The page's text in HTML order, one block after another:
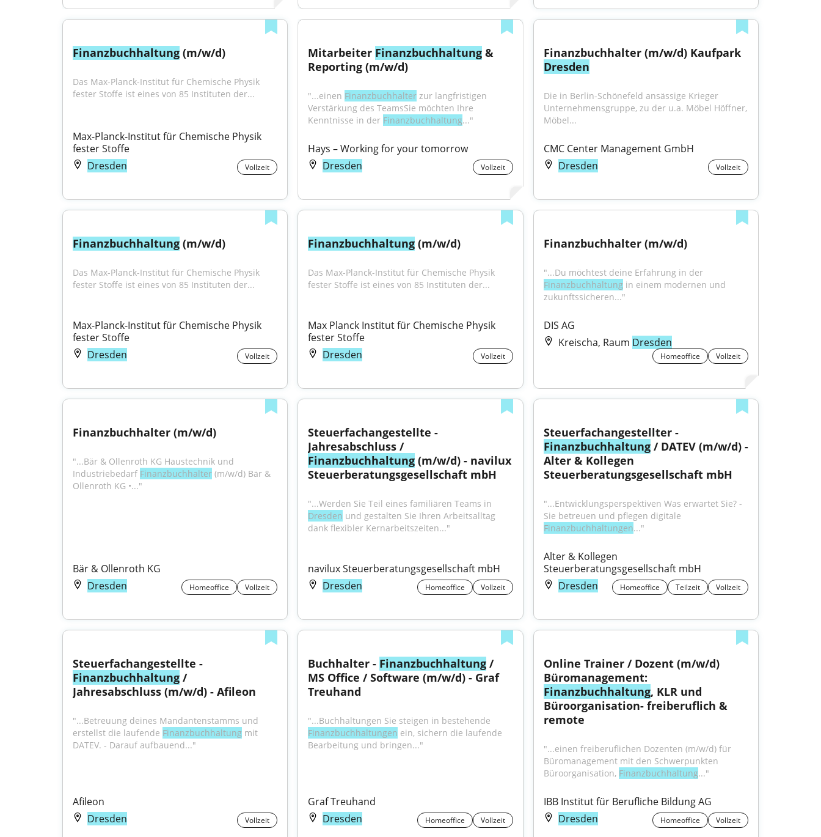
Finanzbuchhaltung (m/w/d)
Das Max-Planck-Institut für Chemische Physik
fester Stoffe ist eines von 85 Instituten der...
Max-Planck-Institut für Chemische Physik
fester Stoffe
Dresden
Vollzeit
Mitarbeiter Finanzbuchhaltung &
Reporting (m/w/d)
"...einen Finanzbuchhalter zur langfristigen
Verstärkung des TeamsSie möchten Ihre
Kenntnisse in der Finanzbuchhaltung..."
Hays – Working for your tomorrow
Dresden
Vollzeit
Finanzbuchhalter (m/w/d) Kaufpark
Dresden
Die in Berlin-Schönefeld ansässige Krieger
Unternehmensgruppe, zu der u.a. Möbel Höffner,
Möbel...
CMC Center Management GmbH
Dresden
Vollzeit
Finanzbuchhaltung (m/w/d)
Das Max-Planck-Institut für Chemische Physik
fester Stoffe ist eines von 85 Instituten der...
Max-Planck-Institut für Chemische Physik
fester Stoffe
Dresden
Vollzeit
Finanzbuchhaltung (m/w/d)
Das Max-Planck-Institut für Chemische Physik
fester Stoffe ist eines von 85 Instituten der...
Max Planck Institut für Chemische Physik
fester Stoffe
Dresden
Vollzeit
Finanzbuchhalter (m/w/d)
"...Du möchtest deine Erfahrung in der
Finanzbuchhaltung in einem modernen und
zukunftssicheren..."
DIS AG
Kreischa, Raum Dresden
Homeoffice Vollzeit
Finanzbuchhalter (m/w/d)
"...Bär & Ollenroth KG Haustechnik und
Industriebedarf Finanzbuchhalter (m/w/d) Bär &
Ollenroth KG •..."
Bär & Ollenroth KG
Dresden
Homeoffice Vollzeit
Steuerfachangestellte -
Jahresabschluss /
Finanzbuchhaltung (m/w/d) - navilux
Steuerberatungsgesellschaft mbH
Dresden und gestalten Sie Ihren Arbeitsalltag
dank flexibler Kernarbeitszeiten..."
navilux Steuerberatungsgesellschaft mbH
Dresden
Homeoffice Vollzeit
Steuerfachangestellter -
Finanzbuchhaltung / DATEV (m/w/d) -
Alter & Kollegen
Steuerberatungsgesellschaft mbH
"...Entwicklungsperspektiven Was erwartet Sie? -
Finanzbuchhaltungen..."
Alter & Kollegen
Steuerberatungsgesellschaft mbH
Dresden
Homeoffice Teilzeit Vollzeit
Finanzbuchhaltung /
Jahresabschluss (m/w/d) - Afileon
"...Betreuung deines Mandantenstamms und
erstellst die laufende Finanzbuchhaltung mit
DATEV. - Darauf aufbauend..."
Afileon
Dresden
Vollzeit
Buchhalter - Finanzbuchhaltung /
MS Office / Software (m/w/d) - Graf
Treuhand
Finanzbuchhaltungen ein, sichern die laufende
Bearbeitung und bringen..."
Graf Treuhand
Dresden
Homeoffice Vollzeit
Online Trainer / Dozent (m/w/d)
Finanzbuchhaltung, KLR und
Büroorganisation- freiberuflich &
remote
"...einen freiberuflichen Dozenten (m/w/d) für
Büromanagement mit den Schwerpunkten
Büroorganisation, Finanzbuchhaltung..."
IBB Institut für Berufliche Bildung AG
Dresden
Homeoffice Vollzeit